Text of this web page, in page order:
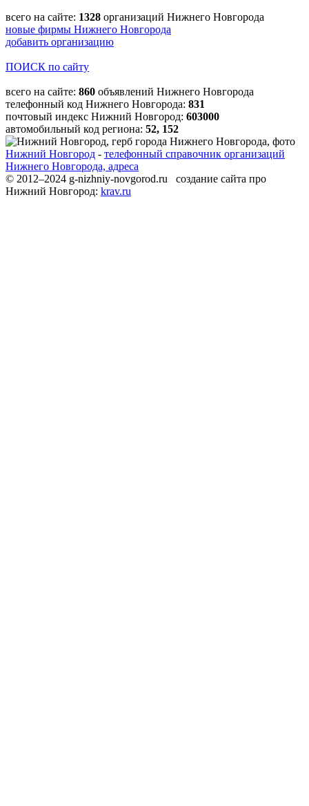
всего на сайте: 1328 организаций Нижнего Новгорода
новые фирмы Нижнего Новгорода
добавить организацию
ПОИСК по сайту
всего на сайте: 860 объявлений Нижнего Новгорода
телефонный код Нижнего Новгорода: 831
почтовый индекс Нижний Новгород: 603000
автомобильный код региона: 52, 152
Нижний Новгород - телефонный справочник организаций
Нижнего Новгорода, адреса
© 2012–2024 g-nizhniy-novgorod.ru создание сайта про
Нижний Новгород: krav.ru